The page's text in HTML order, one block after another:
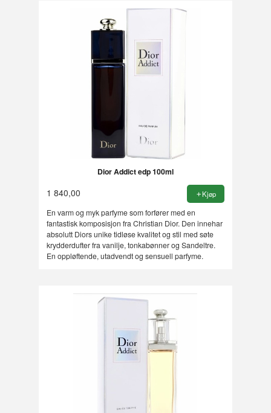
Dior Addict edp 100ml
1 840,00 Kjøp
En varm og myk parfyme som forfører med en
fantastisk komposisjon fra Christian Dior. Den innehar
absolutt Diors unike tidløse kvalitet og stil med søte
krydderdufter fra vanilje, tonkabønner og Sandeltre.
En oppløftende, utadvendt og sensuell parfyme.